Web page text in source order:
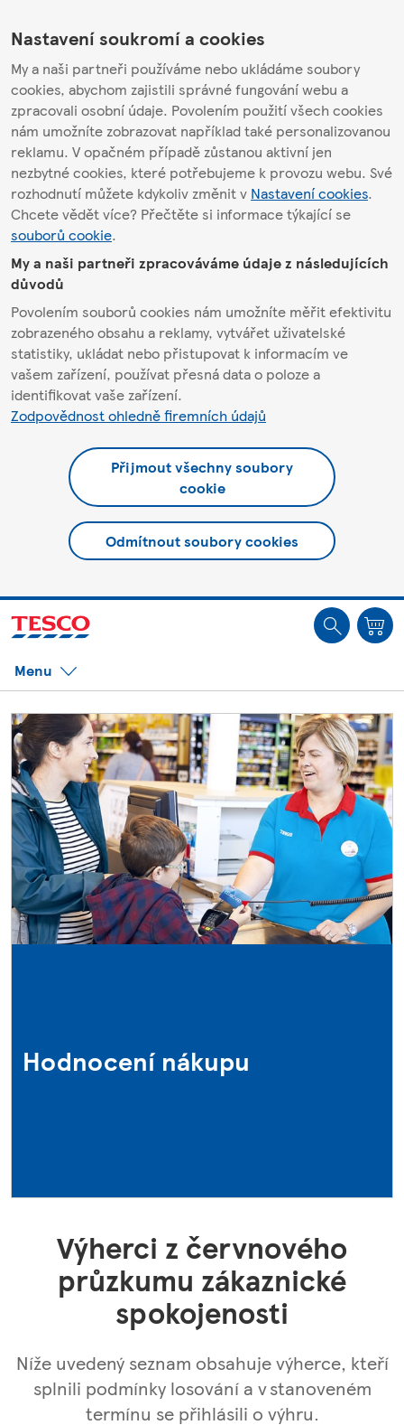
Nastavení soukromí a cookies
My a naši partneři používáme nebo ukládáme soubory
cookies, abychom zajistili správné fungování webu a
zpracovali osobní údaje. Povolením použití všech cookies
nám umožníte zobrazovat například také personalizovanou
reklamu. V opačném případě zůstanou aktivní jen
nezbytné cookies, které potřebujeme k provozu webu. Své
rozhodnutí můžete kdykoliv změnit v Nastavení cookies.
Chcete vědět více? Přečtěte si informace týkající se
souborů cookie.
My a naši partneři zpracováváme údaje z následujících
důvodů
Povolením souborů cookies nám umožníte měřit efektivitu
zobrazeného obsahu a reklamy, vytvářet uživatelské
statistiky, ukládat nebo přistupovat k informacím ve
vašem zařízení, používat přesná data o poloze a
identifikovat vaše zařízení.
Zodpovědnost ohledně firemních údajů
Přijmout všechny soubory
cookie
Odmítnout soubory cookies
Jste offline. Některé funkce mohou být nedostupné.
Menu
Hodnocení nákupu
Výherci z červnového
průzkumu zákaznické
spokojenosti
Níže uvedený seznam obsahuje výherce, kteří
splnili podmínky losování a v stanoveném
termínu se přihlásili o výhru.